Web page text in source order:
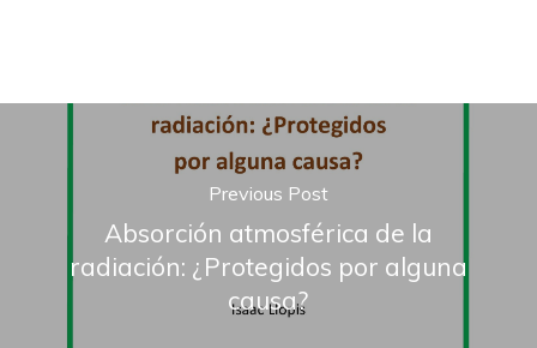
Previous Post
Absorción atmosférica de la
radiación: ¿Protegidos por alguna
causa?